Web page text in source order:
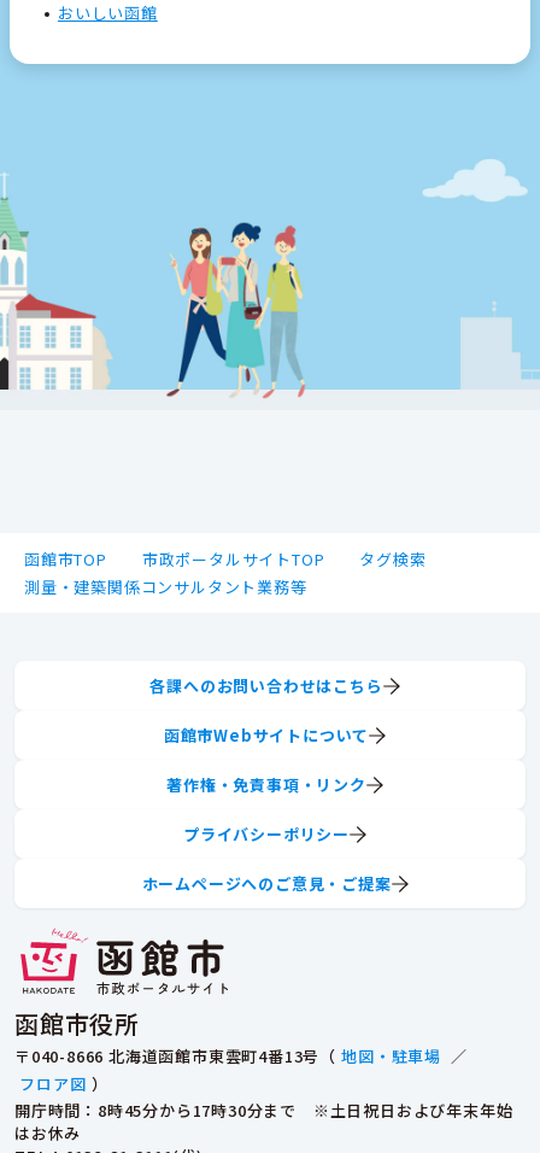
おいしい函館
函館市TOP 市政ポータルサイトTOP
タグ検索
測量・建築関係コンサルタント業務等
函館市役所
〒040-8666 北海道函館市東雲町4番13号（ 地図・駐車場 ／
フロア図 ）
開庁時間：8時45分から17時30分まで ※土日祝日および年末年始
はお休み
各課へのお問い合わせはこちら
函館市Webサイトについて
著作権・免責事項・リンク
プライバシーポリシー
ホームページへのご意見・ご提案